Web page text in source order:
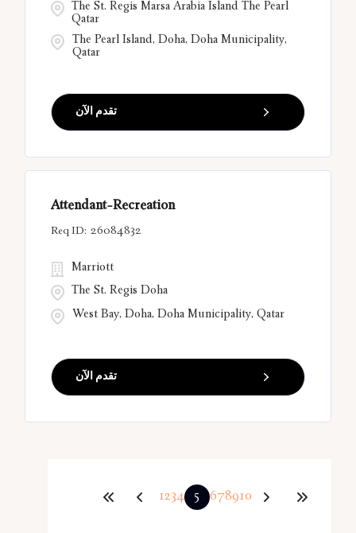
The Pearl Island, Doha, Doha Municipality,
Qatar
The St. Regis Marsa Arabia Island The Pearl
Qatar
تقدم الآن
Attendant-Recreation
26084832
West Bay, Doha, Doha Municipality, Qatar
Marriott
The St. Regis Doha
تقدم الآن
1234 5 678910